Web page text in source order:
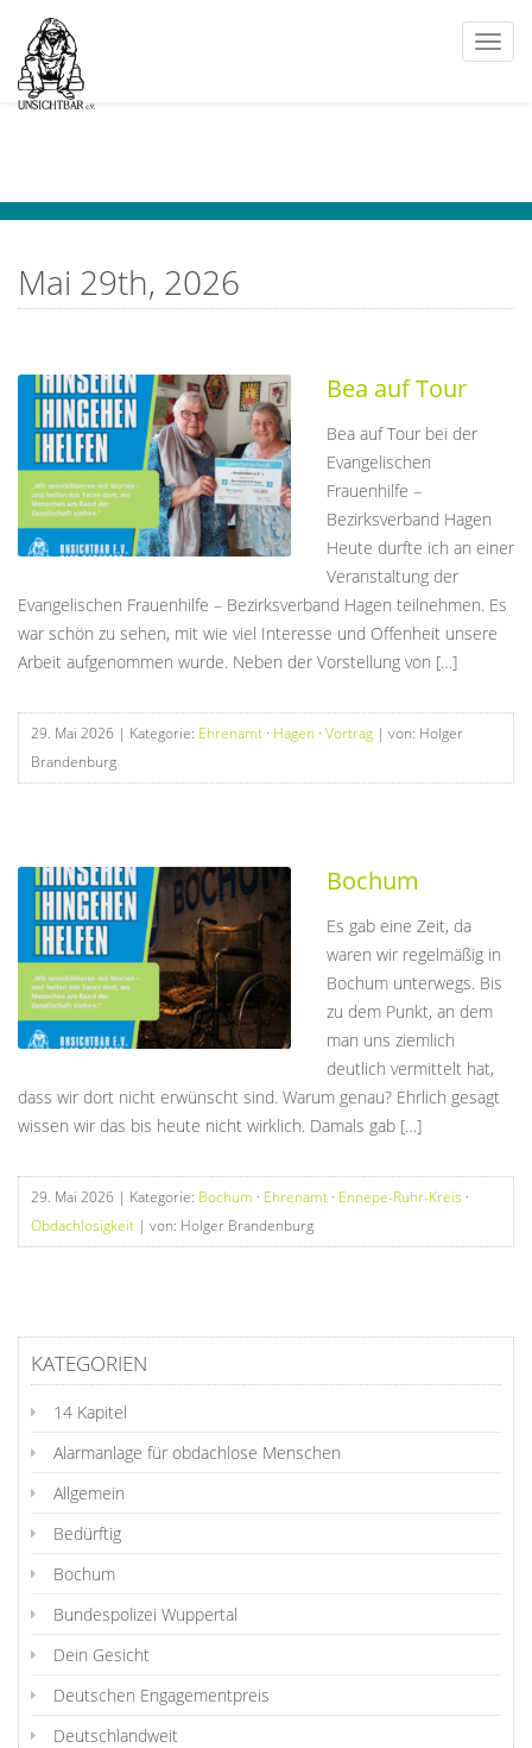
Mai 29th, 2026
Bea auf Tour
Bea auf Tour bei der
Evangelischen
Frauenhilfe –
Bezirksverband Hagen
Heute durfte ich an einer
Veranstaltung der
Evangelischen Frauenhilfe – Bezirksverband Hagen teilnehmen. Es
war schön zu sehen, mit wie viel Interesse und Offenheit unsere
Arbeit aufgenommen wurde. Neben der Vorstellung von […]
29. Mai 2026 | Kategorie: Ehrenamt · Hagen · Vortrag | von: Holger
Brandenburg
Bochum
Es gab eine Zeit, da
waren wir regelmäßig in
Bochum unterwegs. Bis
zu dem Punkt, an dem
man uns ziemlich
deutlich vermittelt hat,
dass wir dort nicht erwünscht sind. Warum genau? Ehrlich gesagt
wissen wir das bis heute nicht wirklich. Damals gab […]
29. Mai 2026 | Kategorie: Bochum · Ehrenamt · Ennepe-Ruhr-Kreis ·
Obdachlosigkeit | von: Holger Brandenburg
KATEGORIEN
14 Kapitel
Alarmanlage für obdachlose Menschen
Allgemein
Bedürftig
Bochum
Bundespolizei Wuppertal
Dein Gesicht
Deutschen Engagementpreis
Deutschlandweit